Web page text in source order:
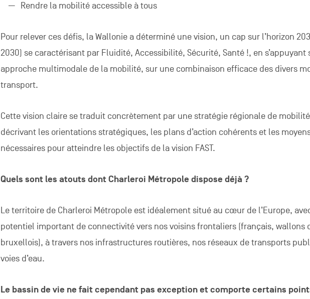
Rendre la mobilité accessible à tous
Pour relever ces défis, la Wallonie a déterminé une vision, un cap sur l’horizon
2030) se caractérisant par Fluidité, Accessibilité, Sécurité, Santé !, en s’appuyant
approche multimodale de la mobilité, sur une combinaison efficace des divers
transport.
Cette vision claire se traduit concrètement par une stratégie régionale de mobilité
décrivant les orientations stratégiques, les plans d’action cohérents et les
nécessaires pour atteindre les objectifs de la vision FAST.
Quels sont les atouts dont Charleroi Métropole dispose déjà ?
Le territoire de Charleroi Métropole est idéalement situé au cœur de l’Europe,
potentiel important de connectivité vers nos voisins frontaliers (français, wallons
bruxellois), à travers nos infrastructures routières, nos réseaux de transports
voies d’eau.
Le bassin de vie ne fait cependant pas exception et comporte certains